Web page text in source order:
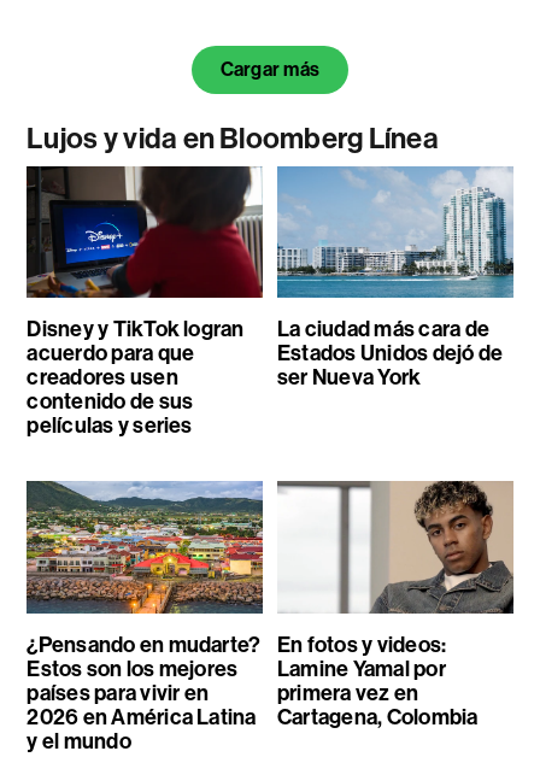
Cargar más
Lujos y vida en Bloomberg Línea
Disney y TikTok logran
acuerdo para que
creadores usen
contenido de sus
películas y series
La ciudad más cara de
Estados Unidos dejó de
ser Nueva York
¿Pensando en mudarte?
Estos son los mejores
países para vivir en
2026 en América Latina
y el mundo
En fotos y videos:
Lamine Yamal por
primera vez en
Cartagena, Colombia